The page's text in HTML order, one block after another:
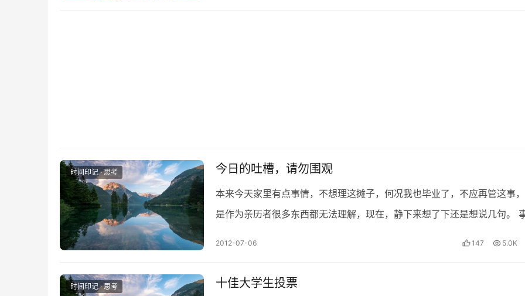
时间印记 · 思考 今日的吐槽，请勿围观
本来今天家里有点事情，不想理这摊子，何况我也毕业了，不应再管这事
是作为亲历者很多东西都无法理解，现在，静下来想了下还是想说几句。
2012-07-06 147 5.0K
时间印记 · 思考 十佳大学生投票